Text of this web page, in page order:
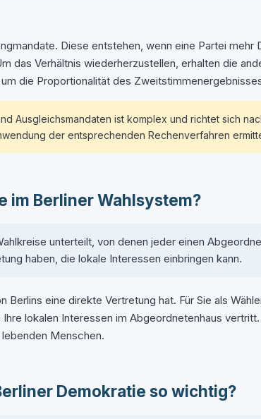
Diese entstehen, wenn eine Partei
das Verhältnis wiederherzustellen, erhalten die
die Proportionalität des
Ausgleichsmandaten ist komplex und richtet sich
der entsprechenden Rechenverfahren
im Berliner Wahlsystem?
unterteilt, von denen jeder einen
haben, die lokale Interessen einbringen kann.
Berlins eine direkte Vertretung hat. Für Sie als
lokalen Interessen im Abgeordnetenhaus
Menschen.
Demokratie so wichtig?